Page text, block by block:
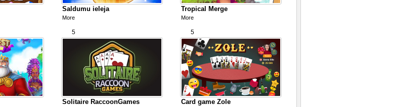
Saldumu ieleja
More
Tropical Merge
More
Solitaire RaccoonGames
5
Card game Zole
5